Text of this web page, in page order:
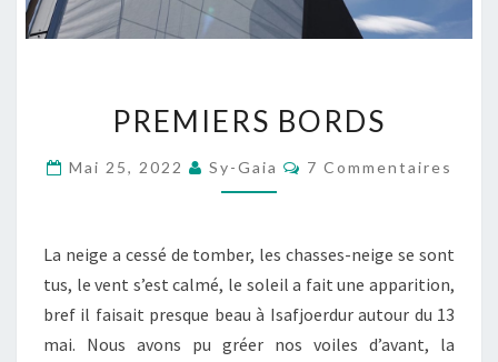
BORDS
PREMIERS BORDS
Mai 25, 2022 Sy-Gaia Commentaires
7 Commentaires
La neige a cessé de tomber, les chasses-neige se sont
tus, le vent s’est calmé, le soleil a fait une apparition,
bref il faisait presque beau à Isafjoerdur autour du 13
mai. Nous avons pu gréer nos voiles d’avant, la